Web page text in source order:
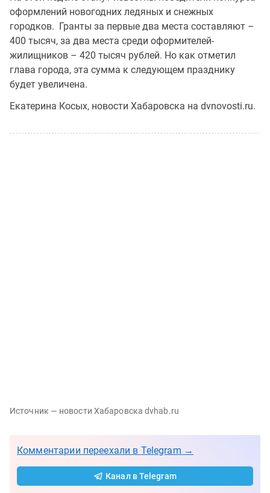
оформлений новогодних ледяных и снежных
городков. Гранты за первые два места составляют –
400 тысяч, за два места среди оформителей-
жилищников – 420 тысяч рублей. Но как отметил
глава города, эта сумма к следующем празднику
будет увеличена.
Екатерина Косых, новости Хабаровска на dvnovosti.ru.
Источник — новости Хабаровска dvhab.ru
Комментарии переехали в Telegram →
Канал в Telegram